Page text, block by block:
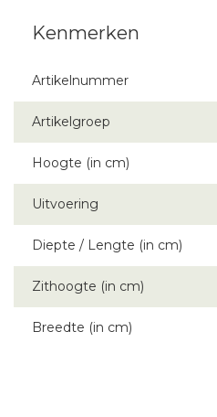
Artikelnummer
Artikelgroep
Hoogte (in cm)
Uitvoering
Diepte / Lengte (in cm)
Zithoogte (in cm)
Breedte (in cm)